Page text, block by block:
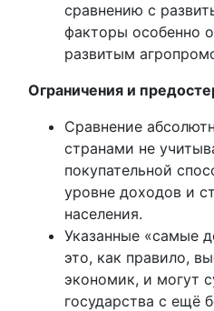
сравнению с
факторы особенно
развитым
Ограничения и
Сравнение
странами не
покупательной
уровне доходов и
населения.
Указанные «самые
это, как правило,
экономик, и могут
государства с ещё